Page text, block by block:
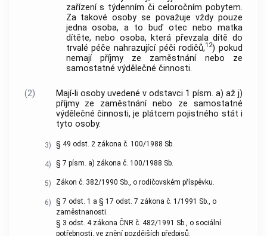
zařízení s týdenním či celoročním pobytem.
Za takové osoby se považuje vždy pouze
jedna osoba, a to buď otec nebo matka
dítěte, nebo osoba, která převzala dítě do
trvalé péče nahrazující péči rodičů,12) pokud
nemají příjmy ze zaměstnání nebo ze
samostatné výdělečné činnosti.
(2)
Mají-li osoby uvedené v odstavci 1 písm. a) až j)
příjmy ze zaměstnání nebo ze samostatné
výdělečné činnosti, je plátcem pojistného stát i
tyto osoby.
3) § 49 odst. 2 zákona č. 100/1988 Sb.
4) § 7 písm. a) zákona č. 100/1988 Sb.
5) Zákon č. 382/1990 Sb., o rodičovském příspěvku.
6)
§ 7 odst. 1 a § 17 odst. 7 zákona č. 1/1991 Sb., o
zaměstnanosti.
§ 3 odst. 4 zákona ČNR č. 482/1991 Sb., o sociální
potřebnosti, ve znění pozdějších předpisů.